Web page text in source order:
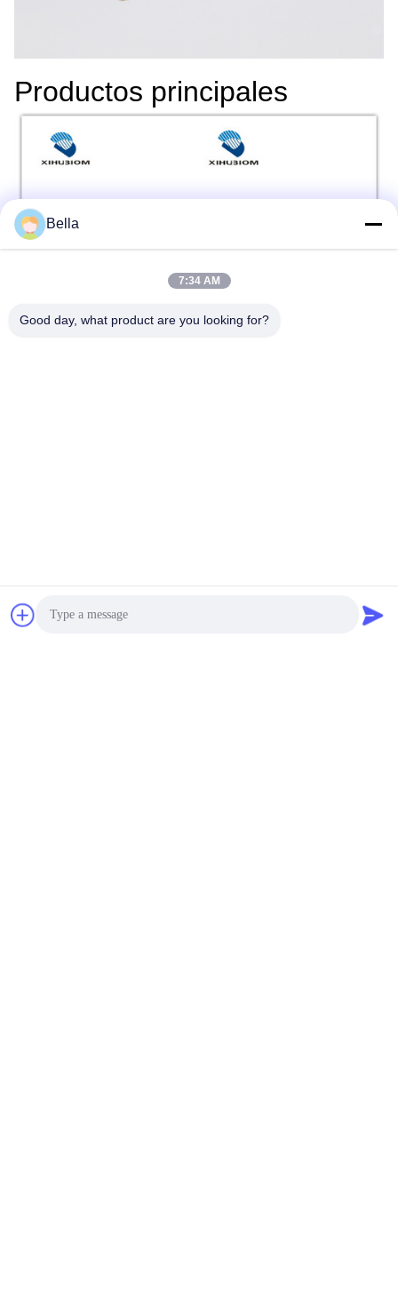
Productos principales
Bella
7:34 AM
Good day, what product are you looking for?